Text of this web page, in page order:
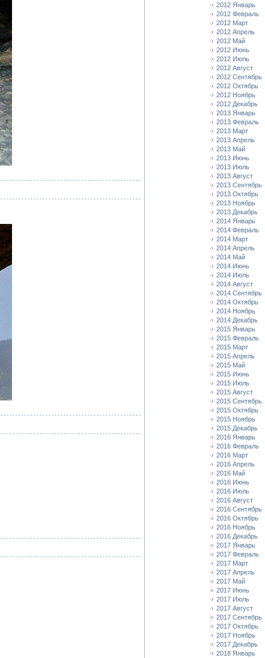
2012 Январь
2012 Февраль
2012 Март
2012 Апрель
2012 Май
2012 Июнь
2012 Июль
2012 Август
2012 Сентябрь
2012 Октябрь
2012 Ноябрь
2012 Декабрь
2013 Январь
2013 Февраль
2013 Март
2013 Апрель
2013 Май
2013 Июнь
2013 Июль
2013 Август
2013 Сентябрь
2013 Октябрь
2013 Ноябрь
2013 Декабрь
2014 Январь
2014 Февраль
2014 Март
2014 Апрель
2014 Май
2014 Июнь
2014 Июль
2014 Август
2014 Сентябрь
2014 Октябрь
2014 Ноябрь
2014 Декабрь
2015 Январь
2015 Февраль
2015 Март
2015 Апрель
2015 Май
2015 Июнь
2015 Июль
2015 Август
2015 Сентябрь
2015 Октябрь
2015 Ноябрь
2015 Декабрь
2016 Январь
2016 Февраль
2016 Март
2016 Апрель
2016 Май
2016 Июнь
2016 Июль
2016 Август
2016 Сентябрь
2016 Октябрь
2016 Ноябрь
2016 Декабрь
2017 Январь
2017 Февраль
2017 Март
2017 Апрель
2017 Май
2017 Июнь
2017 Июль
2017 Август
2017 Сентябрь
2017 Октябрь
2017 Ноябрь
2017 Декабрь
2018 Январь